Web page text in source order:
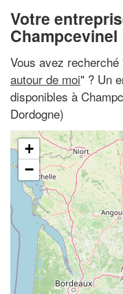
Votre
Champcevinel
Vous avez recherché
autour de moi" ? Un
disponibles à
Dordogne)
+
−